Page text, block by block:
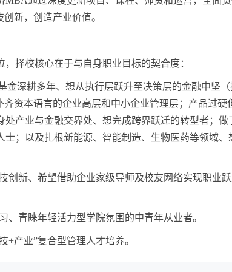
新，创造产业价值。
择校核心在于与自身职业目标的契合度：
深耕多年、想从执行层跃升至决策层的金融中坚（
资本语言的企业高层和中小企业管理层；产品过硬
产业与金融交界处、想完成跨界跃迁的转型者；做
；以及扎根新能源、智能制造、生物医药等领域、
创新、希望借助企业家级导师及校友网络实现职业
青睐年轻活力型学院氛围的中青年从业者。
+产业”复合型管理人才培养。